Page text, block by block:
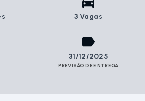
3 Vagas
31/12/2025
PREVISÃO DE ENTREGA